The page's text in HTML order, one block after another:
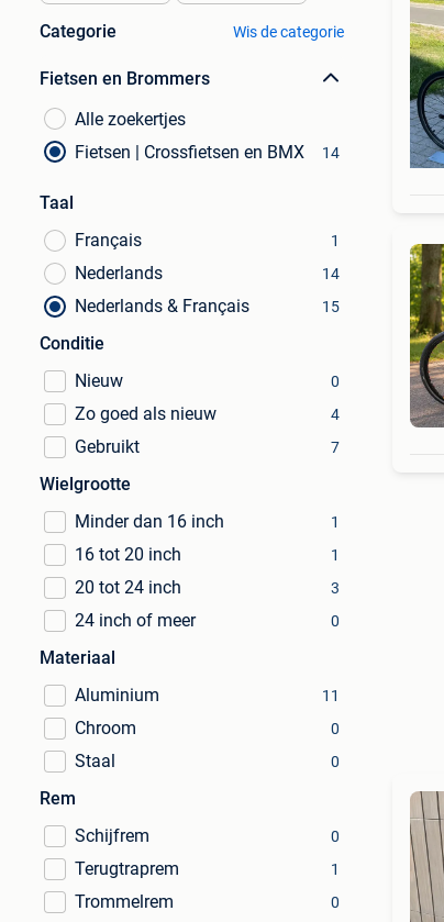
Categorie Wis de categorie
Fietsen en Brommers
Alle zoekertjes
Fietsen | Crossfietsen en BMX
14
Taal
Français
1
Nederlands 14
Nederlands & Français 15
Conditie
Nieuw
0
Zo goed als nieuw 4
Gebruikt 7
Wielgrootte
Minder dan 16 inch
1
16 tot 20 inch 1
20 tot 24 inch 3
24 inch of meer 0
Materiaal
Aluminium
11
Chroom 0
Staal 0
Rem
Schijfrem
0
Terugtraprem 1
Trommelrem 0